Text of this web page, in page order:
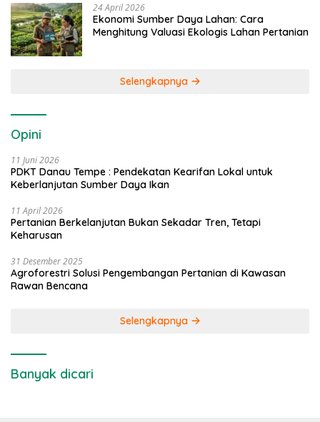
24 April 2026
Ekonomi Sumber Daya Lahan: Cara
Menghitung Valuasi Ekologis Lahan Pertanian
Selengkapnya
Opini
11 Juni 2026
PDKT Danau Tempe : Pendekatan Kearifan Lokal untuk
Keberlanjutan Sumber Daya Ikan
11 April 2026
Pertanian Berkelanjutan Bukan Sekadar Tren, Tetapi
Keharusan
31 Desember 2025
Agroforestri Solusi Pengembangan Pertanian di Kawasan
Rawan Bencana
Selengkapnya
Banyak dicari